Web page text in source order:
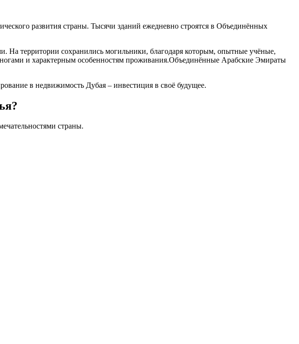
развития страны. Тысячи зданий ежедневно строятся в Объединённых
территории сохранились могильники, благодаря которым, опытные учёные,
и характерным особенностям проживания.Объединённые Арабские Эмираты
в недвижимость Дубая – инвестиция в своё будущее.
страны.